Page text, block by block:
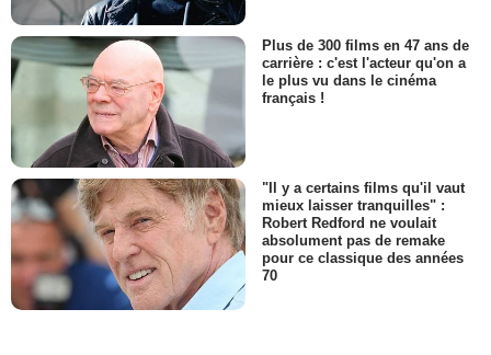
Plus de 300 films en 47 ans de
carrière : c'est l'acteur qu'on a
le plus vu dans le cinéma
français !
"Il y a certains films qu'il vaut
mieux laisser tranquilles" :
Robert Redford ne voulait
absolument pas de remake
pour ce classique des années
70